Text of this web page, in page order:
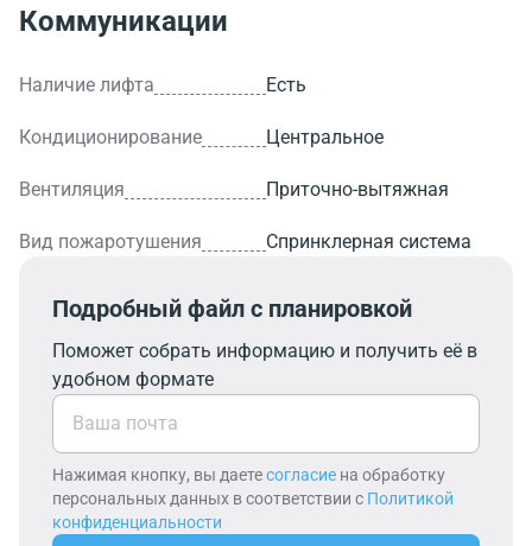
Коммуникации
Наличие лифта Есть
Кондиционирование Центральное
Вентиляция Приточно-вытяжная
Вид пожаротушения Спринклерная система
Подробный файл с планировкой
Поможет собрать информацию и получить её в
удобном формате
Нажимая кнопку, вы даетесогласие на обработку
персональных данных в соответствии с Политикой
конфиденциальности